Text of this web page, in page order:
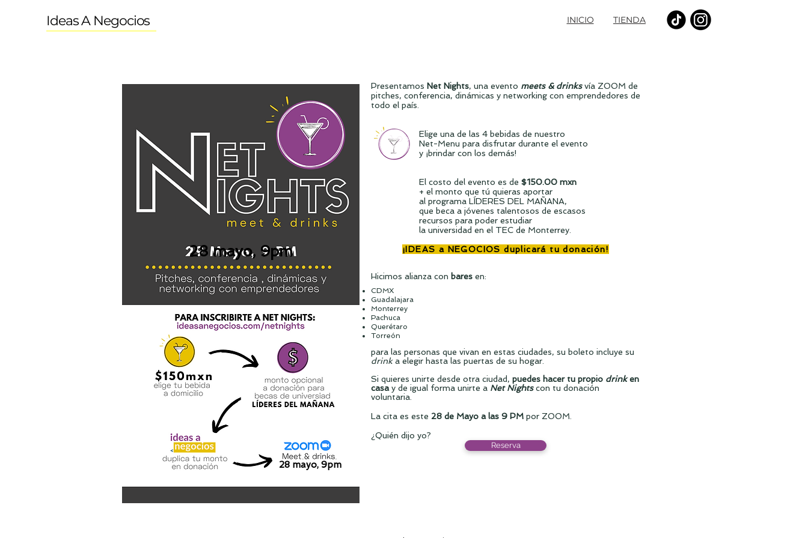
Ideas A Negocios INICIO TIENDA
28 mayo, 9pm
28 mayo, 9pm
Presentamos Net Nights, una evento meets & drinksvía ZOOM de
pitches, conferencia, dinámicas y networking con emprendedores de
todo el país.
Elige una de las 4 bebidas de nuestro
Net-Menu para disfrutar durante el evento
y ¡brindar con los demás!
El costo del evento es de $150.00 mxn
+ el monto que tú quieras aportar
al programa LÍDERES DEL MAÑANA,
que beca a jóvenes talentosos de escasos
recursos para poder estudiar
la universidad en el TEC de Monterrey.
¡IDEAS a NEGOCIOS duplicará tu donación!
​Hicimos alianza con bares en:
CDMX
Guadalajara
Monterrey
Pachuca
Querétaro
Torreón
para las personas que vivan en estas ciudades, su boleto incluye su
drinka elegir hasta las puertas de su hogar.
Si quieres unirte desde otra ciudad, puedes hacer tu propio drinken
casay de igual forma unirte a Net Nightscon tu donación
voluntaria.
La cita es este 28 de Mayo a las 9 PM por ZOOM.
​¿Quién dijo yo?
Reserva